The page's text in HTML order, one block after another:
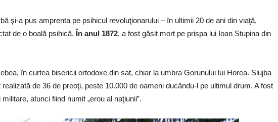
şi-a pus amprenta pe psihicul revoluţionarului – în ultimii 20 de ani din viaţă,
de o boală psihică. În anul 1872, a fost găsit mort pe prispa lui Ioan Stupina din
în curtea bisericii ortodoxe din sat, chiar la umbra Gorunului lui Horea. Slujba
de 36 de preoţi, peste 10.000 de oameni ducându-l pe ultimul drum. A fost
atunci fiind numit „erou al naţiunii”.